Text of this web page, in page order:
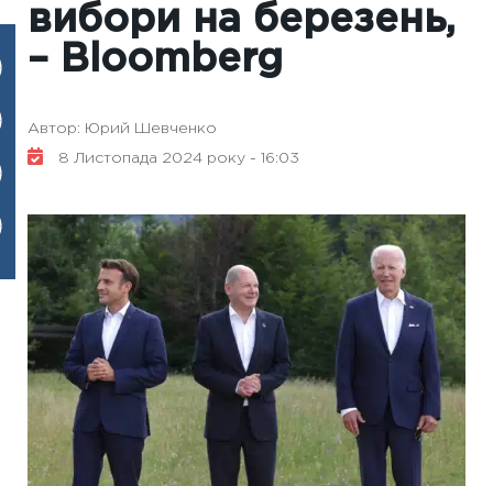
вибори на березень,
– Bloomberg
Автор: Юрий Шевченко
8 Листопада 2024 року - 16:03